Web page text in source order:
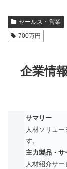
セールス・営業
700万円
企業情報
サマリー
人材ソリュー
す。
主力製品・サ
人材紹介サ